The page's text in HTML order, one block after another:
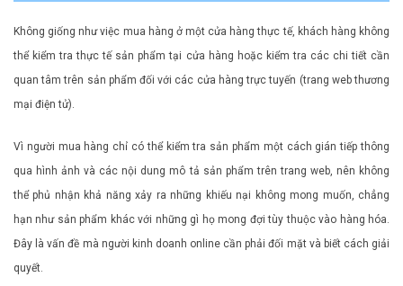
Không giống như việc mua hàng ở một cửa hàng thực tế, khách hàng không
thể kiểm tra thực tế sản phẩm tại cửa hàng hoặc kiểm tra các chi tiết cần
quan tâm trên sản phẩm đối với các cửa hàng trực tuyến (trang web thương
mại điện tử).
Vì người mua hàng chỉ có thể kiểm tra sản phẩm một cách gián tiếp thông
qua hình ảnh và các nội dung mô tả sản phẩm trên trang web, nên không
thể phủ nhận khả năng xảy ra những khiếu nại không mong muốn, chẳng
hạn như sản phẩm khác với những gì họ mong đợi tùy thuộc vào hàng hóa.
Đây là vấn đề mà người kinh doanh online cần phải đối mặt và biết cách giải
quyết.